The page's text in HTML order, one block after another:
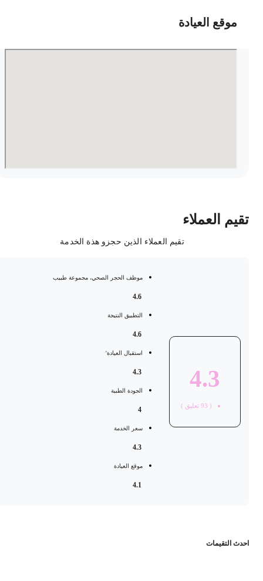
موقع العيادة
العملاء
تقيم العملاء الذين حجزو هذة الخدمة
4.3
93 تعليق )
موظف الحجر الصحي، مجموعة طبيب
التطبيق النتيجة
استقبال العيادة'
الجودة الطبية
سعر الخدمة
موقع العيادة
التقيمات